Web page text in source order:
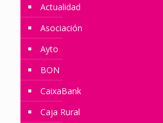
Actualidad
Asociación
Ayto
BON
CaixaBank
Caja Rural